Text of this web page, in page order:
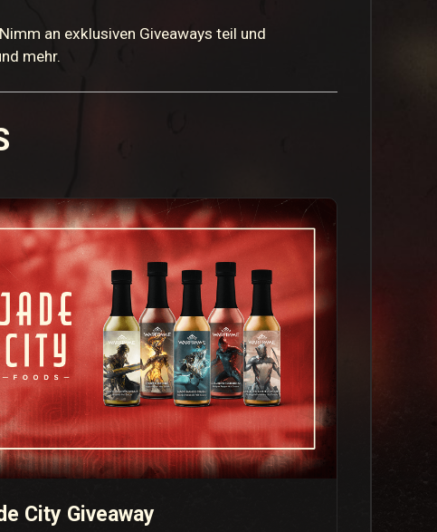
an exklusiven Giveaways teil und
mehr.
City Giveaway